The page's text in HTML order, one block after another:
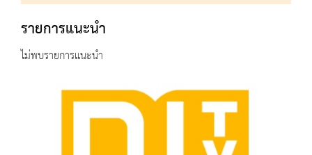
รายการแนะนำ
ไม่พบรายการแนะนำ